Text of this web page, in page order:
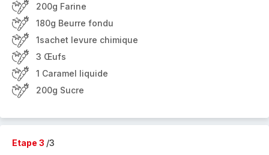
200g Farine
180g Beurre fondu
1sachet levure chimique
3 Œufs
1 Caramel liquide
200g Sucre
Etape 3 /3